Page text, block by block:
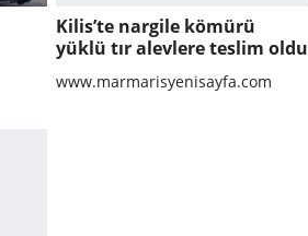
Kilis’te nargile kömürü
yüklü tır alevlere teslim oldu
www.marmarisyenisayfa.com